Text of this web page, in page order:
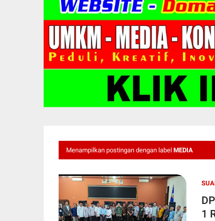
Menampilkan postingan dengan label MEDIA
1